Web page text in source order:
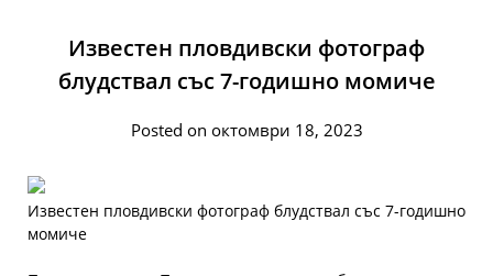
Известен пловдивски фотограф
блудствал със 7-годишно момиче
Posted on октомври 18, 2023
Известен пловдивски фотограф блудствал със 7-годишно
момиче